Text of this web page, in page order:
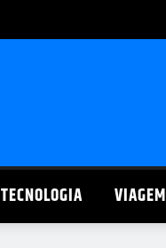
TECNOLOGIA VIAGEM